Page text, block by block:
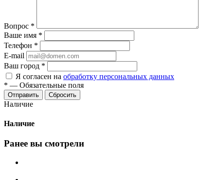
Вопрос *
Ваше имя *
Телефон *
E-mail
Ваш город *
Я согласен на обработку персональных данных
* — Обязательные поля
Сбросить
Наличие
Наличие
Ранее вы смотрели